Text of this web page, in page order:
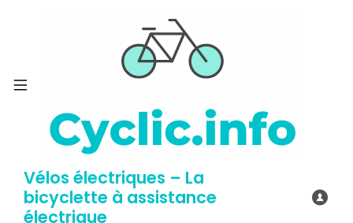
Vélos électriques – La
bicyclette à assistance
électrique